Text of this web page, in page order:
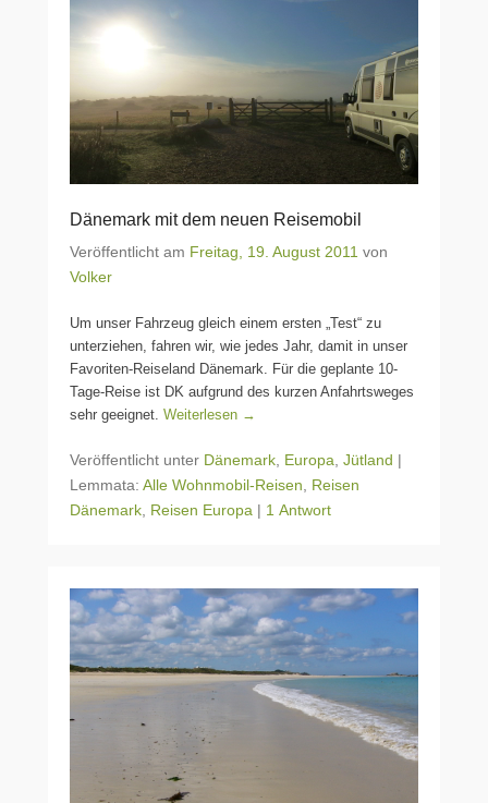
Dänemark mit dem neuen Reisemobil
Veröffentlicht am Freitag, 19. August 2011 von
Volker
Um unser Fahrzeug gleich einem ersten „Test“ zu
unterziehen, fahren wir, wie jedes Jahr, damit in unser
Favoriten-Reiseland Dänemark. Für die geplante 10-
Tage-Reise ist DK aufgrund des kurzen Anfahrtsweges
sehr geeignet. Weiterlesen →
Veröffentlicht unter Dänemark Europa Jütland |
Lemmata: Alle Wohnmobil-Reisen
Reisen
Dänemark Reisen Europa | 1 Antwort